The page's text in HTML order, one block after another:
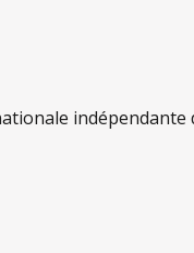
indépendante